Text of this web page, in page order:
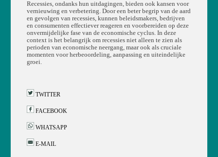
Recessies, ondanks hun uitdagingen, bieden ook kansen voor
vernieuwing en verbetering. Door een beter begrip van de aard
en gevolgen van recessies, kunnen beleidsmakers, bedrijven
en consumenten effectiever reageren en voorbereiden op deze
onvermijdelijke fase van de economische cyclus. In deze
context is het belangrijk om recessies niet alleen te zien als
perioden van economische neergang, maar ook als cruciale
momenten voor herbeoordeling, aanpassing en uiteindelijke
groei.
TWITTER
FACEBOOK
WHATSAPP
E-MAIL